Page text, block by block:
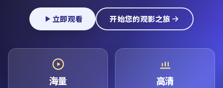
立即观看 开始您的观影之旅
海量 高清